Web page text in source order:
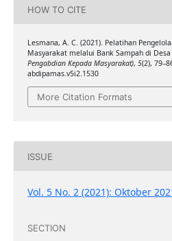
HOW TO CITE
Lesmana, A. C. (2021). Pelatihan
Masyarakat melalui Bank Sampah di Desa
Pengabdian Kepada Masyarakat), 5(2),
abdipamas.v5i2.1530
More Citation Formats
ISSUE
Vol. 5 No. 2 (2021): Oktober
SECTION